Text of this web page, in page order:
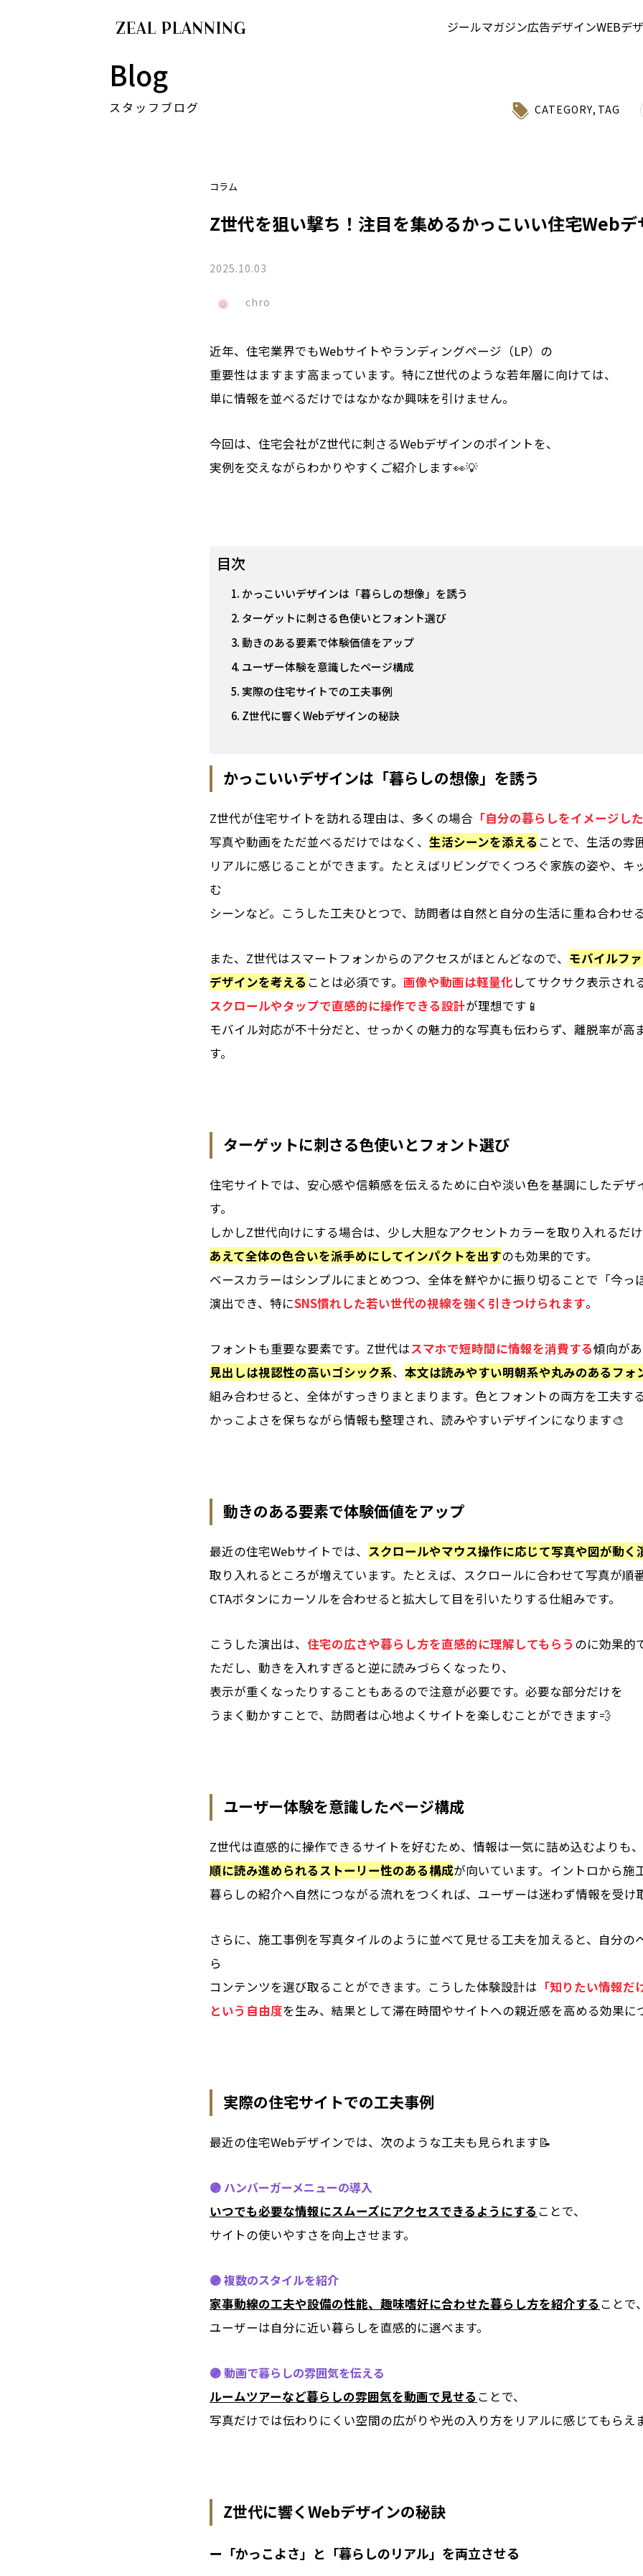
ジールマガジン広告デザインWEBデ
Blog
スタッフブログ CATEGORY, TAG
コラム
Z世代を狙い撃ち！注目を集めるかっこいい住宅Webデ
2025.10.03
chro
近年、住宅業界でもWebサイトやランディングページ（LP）の
重要性はますます高まっています。特にZ世代のような若年層に向けては、
単に情報を並べるだけではなかなか興味を引けません。
今回は、住宅会社がZ世代に刺さるWebデザインのポイントを、
実例を交えながらわかりやすくご紹介します👀💡
目次
かっこいいデザインは「暮らしの想像」を誘う
ターゲットに刺さる色使いとフォント選び
動きのある要素で体験価値をアップ
ユーザー体験を意識したページ構成
実際の住宅サイトでの工夫事例
Z世代に響くWebデザインの秘訣
かっこいいデザインは「暮らしの想像」を誘う
Z世代が住宅サイトを訪れる理由は、多くの場合 「自分の暮らしをイメージし
写真や動画をただ並べるだけではなく、 生活シーンを添える ことで、生活の雰
リアルに感じることができます。たとえばリビングでくつろぐ家族の姿や、キ
む
シーンなど。こうした工夫ひとつで、訪問者は自然と自分の生活に重ね合わせ
また、Z世代はスマートフォンからのアクセスがほとんどなので、 モバイルフ
デザインを考える ことは必須です。 画像や動画は軽量化してサクサク表示され
スクロールやタップで直感的に操作できる設計が理想です📱
モバイル対応が不十分だと、せっかくの魅力的な写真も伝わらず、離脱率が高
す。
ターゲットに刺さる色使いとフォント選び
住宅サイトでは、安心感や信頼感を伝えるために白や淡い色を基調にしたデザ
す。
しかしZ世代向けにする場合は、少し大胆なアクセントカラーを取り入れるだけ
あえて全体の色合いを派手めにしてインパクトを出すのも効果的です。
ベースカラーはシンプルにまとめつつ、全体を鮮やかに振り切ることで「今っ
演出でき、特にSNS慣れした若い世代の視線を強く引きつけられます。
フォントも重要な要素です。 Z世代はスマホで短時間に情報を消費する傾向があ
見出しは視認性の高いゴシック系、 本文は読みやすい明朝系や丸みのあるフォ
組み合わせると、全体がすっきりまとまります。色とフォントの両方を工夫する
かっこよさを保ちながら情報も整理され、読みやすいデザインになります🎨
動きのある要素で体験価値をアップ
最近の住宅Webサイトでは、 スクロールやマウス操作に応じて写真や図が動く
取り入れるところが増えています。たとえば、スクロールに合わせて写真が順
CTAボタンにカーソルを合わせると拡大して目を引いたりする仕組みです。
こうした演出は、 住宅の広さや暮らし方を直感的に理解してもらう のに効果的
ただし、動きを入れすぎると逆に読みづらくなったり、
表示が重くなったりすることもあるので注意が必要です。必要な部分だけを
うまく動かすことで、訪問者は心地よくサイトを楽しむことができます💨
ユーザー体験を意識したページ構成
Z世代は直感的に操作できるサイトを好むため、情報は一気に詰め込むよりも、
順に読み進められるストーリー性のある構成が向いています。イントロから施
暮らしの紹介へ自然につながる流れをつくれば、ユーザーは迷わず情報を受け
さらに、施工事例を写真タイルのように並べて見せる工夫を加えると、自分の
ら
コンテンツを選び取ることができます。こうした体験設計は 「知りたい情報だ
という自由度を生み、結果として滞在時間やサイトへの親近感を高める効果に
実際の住宅サイトでの工夫事例
最近の住宅Webデザインでは、次のような工夫も見られます📝
🟣 ハンバーガーメニューの導入
いつでも必要な情報にスムーズにアクセスできるようにする ことで、
サイトの使いやすさを向上させます。
🟣 複数のスタイルを紹介
家事動線の工夫や設備の性能、趣味嗜好に合わせた暮らし方を紹介する ことで、
ユーザーは自分に近い暮らしを直感的に選べます。
🟣 動画で暮らしの雰囲気を伝える
ルームツアーなど暮らしの雰囲気を動画で見せる ことで、
写真だけでは伝わりにくい空間の広がりや光の入り方をリアルに感じてもらえま
Z世代に響くWebデザインの秘訣
ー「かっこよさ」と「暮らしのリアル」を両立させる